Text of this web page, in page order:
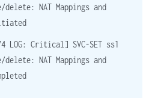
NAT Mappings and
LOG: Critical] SVC-SET ss1
NAT Mappings and